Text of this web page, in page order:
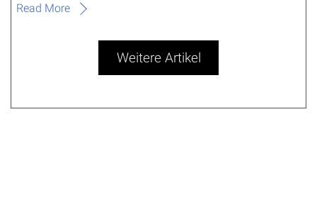
Read More
Weitere Artikel